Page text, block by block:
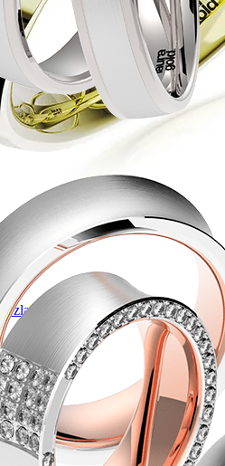
zlata s decentnou iskrou